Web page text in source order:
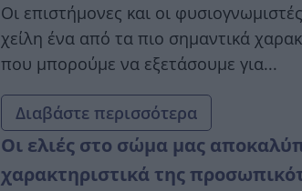
Οι επιστήμονες και οι
χείλη ένα από τα πιο σημαντικά
που μπορούμε να εξετάσουμε για...
Διαβάστε περισσότερα
Οι ελιές στο σώμα μας
χαρακτηριστικά της